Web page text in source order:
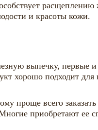
и красоты кожи.
выпечку, первые
хорошо подходит для
проще всего
приобретают ее